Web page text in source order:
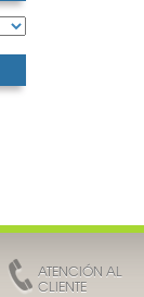
ATENCIÓN AL
CLIENTE